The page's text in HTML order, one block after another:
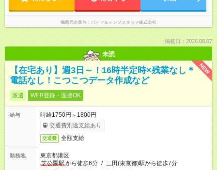
掲載元企業名 パーソルテンプスタッフ株式会社
掲載日：2026.08.07
未読
NEW
【在宅あり】週3日～！16時半定時×残業なし＊
電話なし！こつこつデータ作成など
派遣 WEB登録・面接OK
給与
時給1750円～1800円
交通費別途支給あり
交通費 全額支給
勤務地
東京都港区
芝公園駅から徒歩6分 / 三田(東京都)駅から徒歩7分